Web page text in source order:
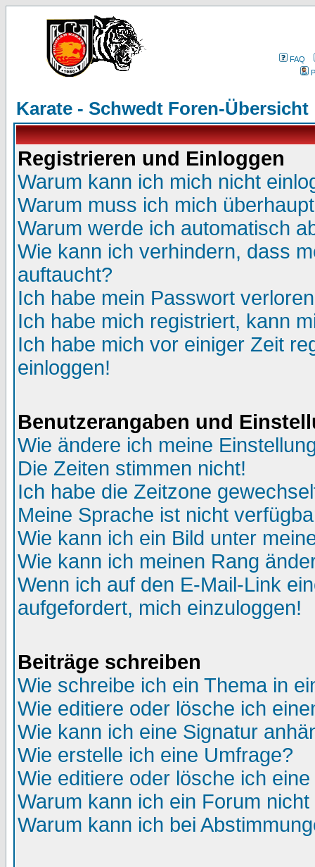
FAQ
Karate - Schwedt Foren-Übersicht
Registrieren und Einloggen
Warum kann ich mich nicht
Warum muss ich mich
Warum werde ich automatisch
Wie kann ich verhindern, dass
auftaucht?
Ich habe mein Passwort
Ich habe mich registriert, kann
Ich habe mich vor einiger Zeit
einloggen!
Benutzerangaben und
Wie ändere ich meine
Die Zeiten stimmen nicht!
Ich habe die Zeitzone
Meine Sprache ist nicht
Wie kann ich ein Bild unter
Wie kann ich meinen Rang
Wenn ich auf den E-Mail-Link
aufgefordert, mich einzuloggen!
Beiträge schreiben
Wie schreibe ich ein Thema in
Wie editiere oder lösche ich
Wie kann ich eine Signatur
Wie erstelle ich eine Umfrage?
Wie editiere oder lösche ich
Warum kann ich ein Forum
Warum kann ich bei